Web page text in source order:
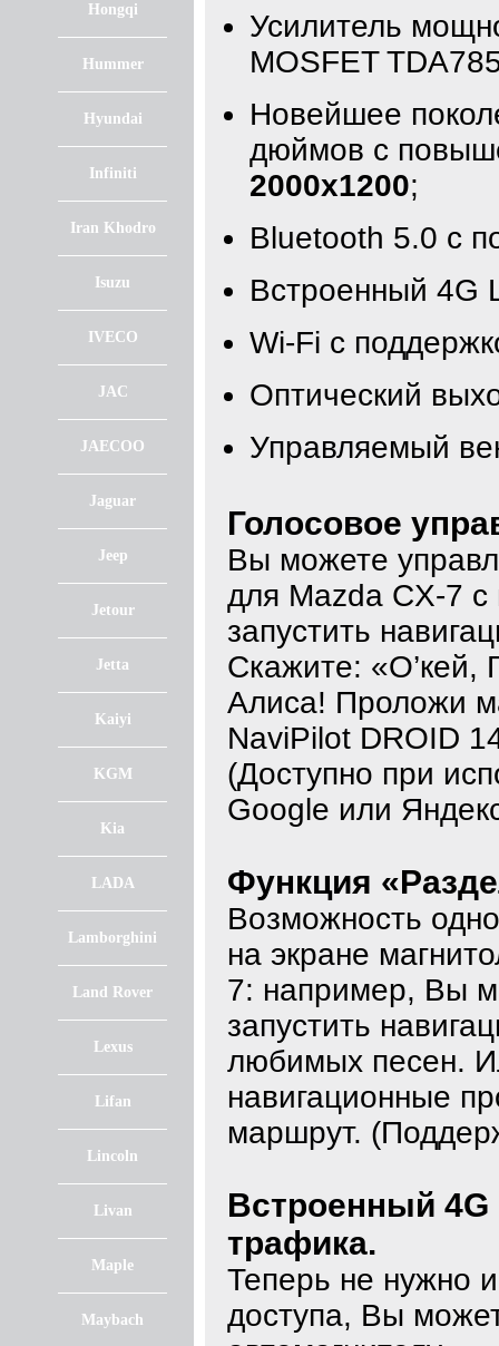
Hongqi
Hummer
Hyundai
Infiniti
Iran Khodro
Isuzu
IVECO
JAC
JAECOO
Jaguar
Jeep
Jetour
Jetta
Kaiyi
KGM
Kia
LADA
Lamborghini
Land Rover
Lexus
Lifan
Lincoln
Livan
Maple
Maybach
Усилитель
MOSFET
Новейшее
дюймов с
2000x1200;
Bluetooth 5.0 с
Встроенный 4G
Wi-Fi с
Оптический
Управляемый
Голосовое
Вы можете
для Mazda CX-7
запустить
Скажите: «О’кей,
Алиса! Проложи
NaviPilot DROID
(Доступно при
Google или
Функция
Возможность
на экране
7: например, Вы
запустить
любимых песен.
навигационные
маршрут.
Встроенный 4G
трафика.
Теперь не нужно
доступа, Вы